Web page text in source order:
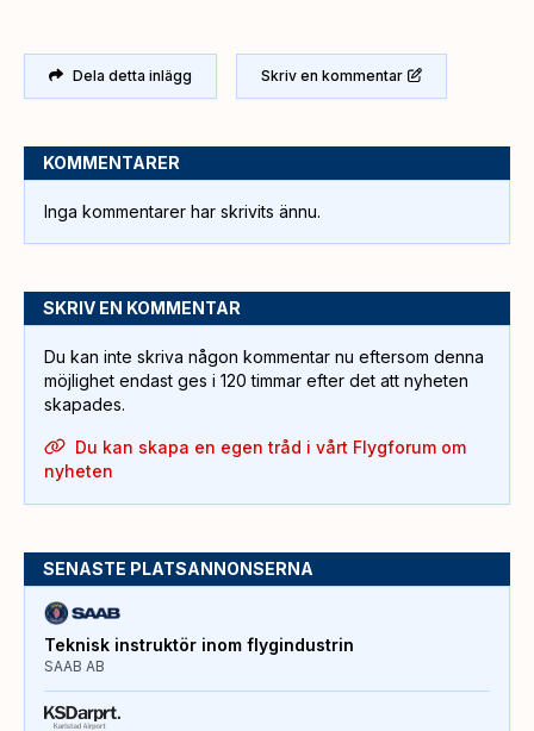
Dela detta inlägg Skriv en kommentar
KOMMENTARER
Inga kommentarer har skrivits ännu.
SKRIV EN KOMMENTAR
Du kan inte skriva någon kommentar nu eftersom denna
möjlighet endast ges i 120 timmar efter det att nyheten
skapades.
Du kan skapa en egen tråd i vårt Flygforum om
nyheten
SENASTE PLATSANNONSERNA
Teknisk instruktör inom flygindustrin
SAAB AB